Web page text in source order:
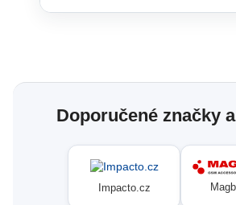
Doporučené značky
Impacto.cz